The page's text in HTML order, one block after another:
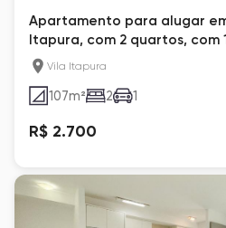
Apartamento para alugar
Itapura, com 2 quartos, com
Del Mar
Vila Itapura
107m² 2 1
R$ 2.700